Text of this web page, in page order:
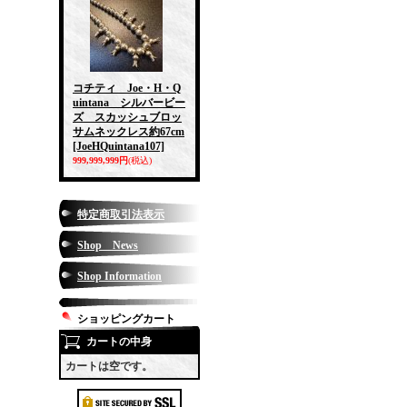
コチティ Joe・H・Q
uintana シルバービー
ズ スカッシュブロッ
サムネックレス約67cm
[JoeHQuintana107]
999,999,999円(税込)
特定商取引法表示
Shop News
Shop Information
ショッピングカート
カートの中身
カートは空です。